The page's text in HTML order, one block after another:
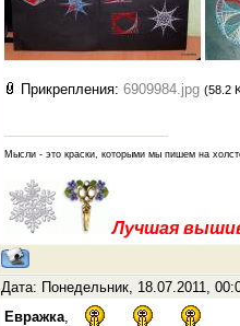
Прикрепления: 6909984.jpg (58.2
Мысли - это краски, которыми мы пишем на
Лучшая
Дата: Понедельник, 18.07.2011,
Евражка